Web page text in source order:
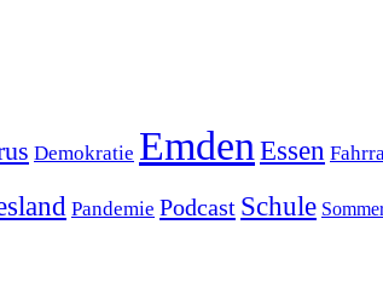
Demokratie Emden Essen
Pandemie Podcast Schule